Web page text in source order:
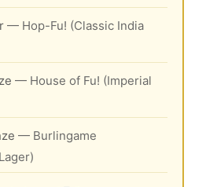
— Hop-Fu! (Classic India
— House of Fu! (Imperial
— Burlingame